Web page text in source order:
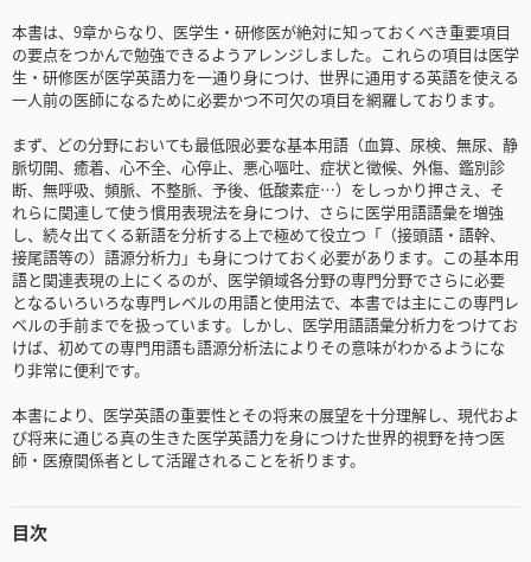
本書は、9章からなり、医学生・研修医が絶対に知っておくべき重要項目
の要点をつかんで勉強できるようアレンジしました。これらの項目は医学
生・研修医が医学英語力を一通り身につけ、世界に通用する英語を使える
一人前の医師になるために必要かつ不可欠の項目を網羅しております。
まず、どの分野においても最低限必要な基本用語（血算、尿検、無尿、静
脈切開、癒着、心不全、心停止、悪心嘔吐、症状と徴候、外傷、鑑別診
断、無呼吸、頻脈、不整脈、予後、低酸素症…）をしっかり押さえ、そ
れらに関連して使う慣用表現法を身につけ、さらに医学用語語彙を増強
し、続々出てくる新語を分析する上で極めて役立つ「（接頭語・語幹、
接尾語等の）語源分析力」も身につけておく必要があります。この基本用
語と関連表現の上にくるのが、医学領域各分野の専門分野でさらに必要
となるいろいろな専門レベルの用語と使用法で、本書では主にこの専門レ
ベルの手前までを扱っています。しかし、医学用語語彙分析力をつけてお
けば、初めての専門用語も語源分析法によりその意味がわかるようにな
り非常に便利です。
本書により、医学英語の重要性とその将来の展望を十分理解し、現代およ
び将来に通じる真の生きた医学英語力を身につけた世界的視野を持つ医
師・医療関係者として活躍されることを祈ります。
目次